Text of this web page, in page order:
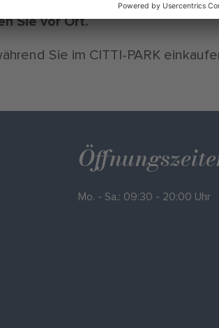
Sie vor Ort.
Sie im CITTI-PARK
Mo. - Sa.: 09:30 - 20:00 Uhr